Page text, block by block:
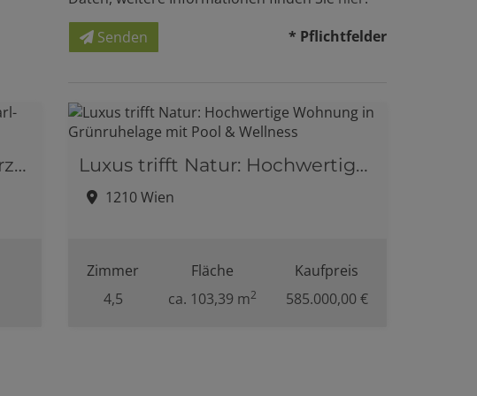
Senden
* Pflichtfelder
Tiefgaragenstellplatz Ecke Erzherzog-Karl-Straße / Polgarstraße Luxus trifft Natur: Hochwertige Wohnung in Grünruhelage mit Pool & Wellness
1210 Wien
Zimmer
4,5
Fläche
ca. 103,39 m2
Kaufpreis
585.000,00 €